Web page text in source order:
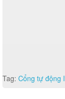
Tag: Cổng tự động